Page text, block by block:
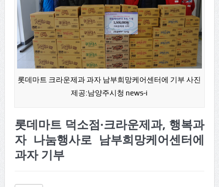
롯데마트 크라운제과 과자 남부희망케어센터에 기부 사진
제공:남양주시청 news-i
롯데마트 덕소점·크라운제과, 행복과
자 나눔행사로 남부희망케어센터에
과자 기부